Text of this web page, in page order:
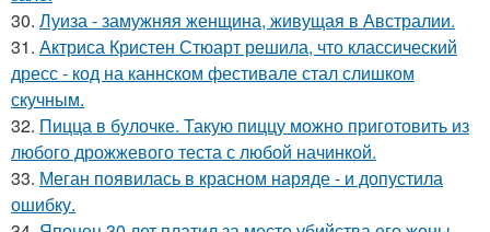
30. Луиза - замужняя женщина, живущая в Австралии.
31. Актриса Кристен Стюарт решила, что классический
дресс - код на каннском фестивале стал слишком
скучным.
32. Пицца в булочке. Такую пиццу можно приготовить из
любого дрожжевого теста с любой начинкой.
33. Меган появилась в красном наряде - и допустила
ошибку.